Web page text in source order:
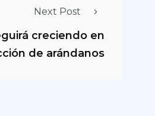
Next Post
creciendo en
de arándanos